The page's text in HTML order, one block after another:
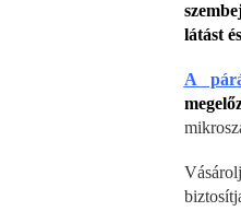
látást
A